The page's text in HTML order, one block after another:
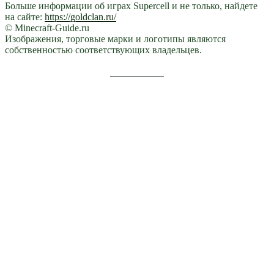
Больше информации об играх Supercell и не только, найдете
на сайте: https://goldclan.ru/
© Minecraft-Guide.ru
Изображения, торговые марки и логотипы являются
собственностью соответствующих владельцев.